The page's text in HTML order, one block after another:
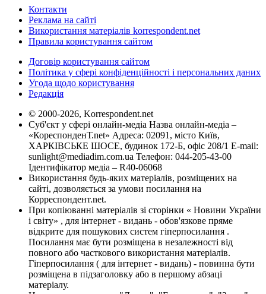
Контакти
Реклама на сайті
Використання матеріалів korrespondent.net
Правила користування сайтом
Договір користування сайтом
Політика у сфері конфіденційності і персональних даних
Угода щодо користування
Редакція
© 2000-2026, Korrespondent.net
Суб'єкт у сфері онлайн-медіа Назва онлайн-медіа –
«КореспонденТ.net» Адреса: 02091, місто Київ,
ХАРКІВСЬКЕ ШОСЕ, будинок 172-Б, офіс 208/1 E-mail:
sunlight@mediadim.com.ua Телефон: 044-205-43-00
Ідентифікатор медіа – R40-06068
Використання будь-яких матеріалів, розміщених на
сайті, дозволяється за умови посилання на
Корреспондент.net.
При копіюванні матеріалів зі сторінки « Новини України
і світу» , для інтернет - видань - обов'язкове пряме
відкрите для пошукових систем гіперпосилання .
Посилання має бути розміщена в незалежності від
повного або часткового використання матеріалів.
Гіперпосилання ( для інтернет - видань) - повинна бути
розміщена в підзаголовку або в першому абзаці
матеріалу.